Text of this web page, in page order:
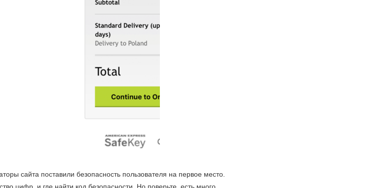
сайта поставили безопасность пользователя на первое место.